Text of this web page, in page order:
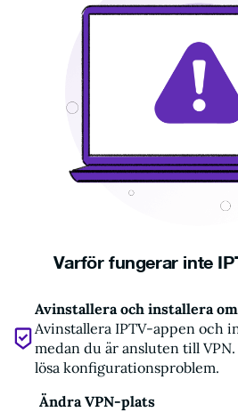
Varför fungerar inte
Avinstallera och installera
Avinstallera IPTV-appen och
medan du är ansluten till
lösa konfigurationsproblem.
Ändra VPN-plats